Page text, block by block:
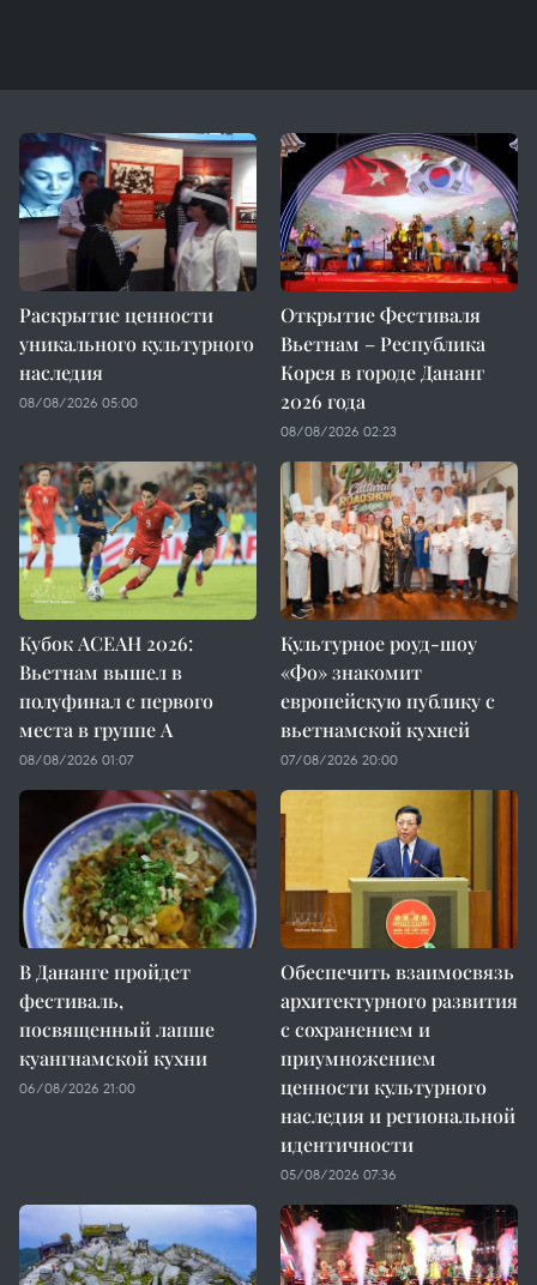
Раскрытие ценности
уникального культурного
наследия
08/08/2026 05:00
Открытие Фестиваля
Вьетнам – Республика
Корея в городе Дананг
2026 года
08/08/2026 02:23
Кубок АСЕАН 2026:
Вьетнам вышел в
полуфинал с первого
места в группе A
08/08/2026 01:07
Культурное роуд-шоу
«Фо» знакомит
европейскую публику с
вьетнамской кухней
07/08/2026 20:00
В Дананге пройдет
фестиваль,
посвященный лапше
куангнамской кухни
06/08/2026 21:00
Обеспечить взаимосвязь
архитектурного развития
с сохранением и
приумножением
ценности культурного
наследия и региональной
идентичности
05/08/2026 07:36